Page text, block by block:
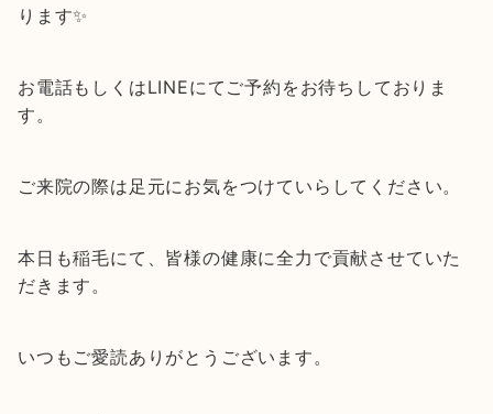
ります✨
お電話もしくはLINEにてご予約をお待ちしておりま
す。
ご来院の際は足元にお気をつけていらしてください。
本日も稲毛にて、皆様の健康に全力で貢献させていた
だきます。
いつもご愛読ありがとうございます。